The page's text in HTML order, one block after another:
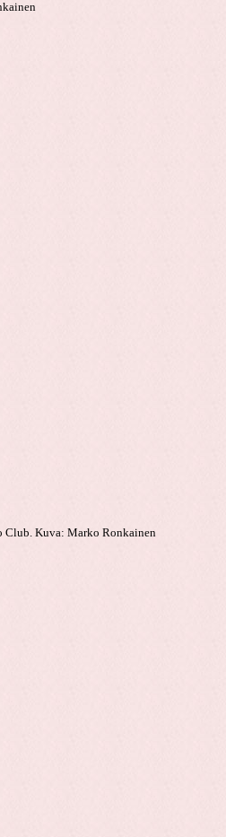
Club. Kuva: Marko Ronkainen